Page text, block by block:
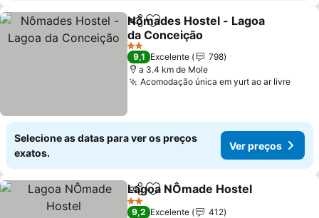
PartilharAdicionar aos favoritos
Nômades Hostel - Lagoa
da Conceição
Ver preços
2 Estrelas
9,1 Excelente
798
a 3.4 km de Mole
Acomodação única em yurt ao ar livreVer
Selecione as datas para ver os preços
exatos.
Ver preços
PartilharAdicionar aos favoritos
Lagoa NÔmade Hostel
2 Estrelas
9,2 Excelente
412